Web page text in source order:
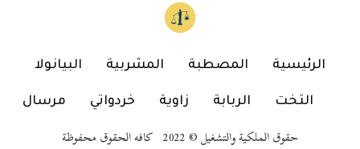
الرئيسية المصطبة المشربية البيانولا
التخت الربابة زاوية خردواتي مرسال
حقوق الملكية والتشغيل © 2022 كافه الحقوق محفوظة